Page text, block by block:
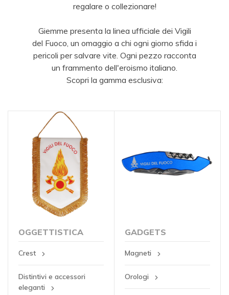
regalare o collezionare!
Giemme presenta la linea ufficiale dei Vigili
del Fuoco, un omaggio a chi ogni giorno sfida i
pericoli per salvare vite. Ogni pezzo racconta
un frammento dell'eroismo italiano.
Scopri la gamma esclusiva:
OGGETTISTICA
Crest
Distintivi e accessori
eleganti
GADGETS
Magneti
Orologi